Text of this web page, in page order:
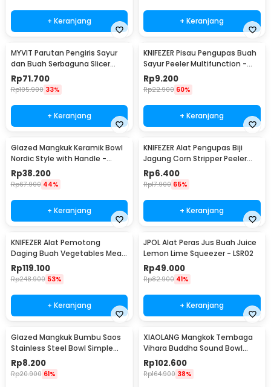
+ Keranjang + Keranjang
MYVIT Parutan Pengiris Sayur
dan Buah Serbaguna Slicer
Draining Basket - PJ494
Rp71.700
Rp105.900 33%
+ Keranjang
KNIFEZER Pisau Pengupas Buah
Sayur Peeler Multifunction -
YYC770
Rp9.200
Rp22.900 60%
+ Keranjang
Glazed Mangkuk Keramik Bowl
Nordic Style with Handle -
PJ535
Rp38.200
Rp67.900 44%
+ Keranjang
KNIFEZER Alat Pengupas Biji
Jagung Corn Stripper Peeler
Blade Cutter - QMQ210
Rp6.400
Rp17.900 65%
+ Keranjang
KNIFEZER Alat Pemotong
Daging Buah Vegetables Meat
Slicer - BX002
Rp119.100
Rp248.900 53%
+ Keranjang
JPOL Alat Peras Jus Buah Juice
Lemon Lime Squeezer - LSR02
Rp49.000
Rp82.900 41%
+ Keranjang
Glazed Mangkuk Bumbu Saos
Stainless Steel Bowl Simple
Design 1 PCS - PJ556
Rp8.200
Rp20.900 61%
XIAOLANG Mangkok Tembaga
Vihara Buddha Sound Bowl
9x5cm - X8
Rp102.600
Rp164.900 38%